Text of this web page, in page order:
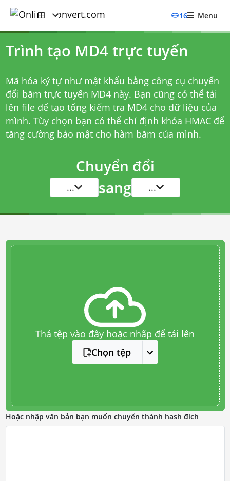
16 Menu
Trình tạo MD4 trực tuyến
Mã hóa ký tự như mật khẩu bằng công cụ chuyển
đổi băm trực tuyến MD4 này. Bạn cũng có thể tải
lên file để tạo tổng kiểm tra MD4 cho dữ liệu của
mình. Tùy chọn bạn có thể chỉ định khóa HMAC để
tăng cường bảo mật cho hàm băm của mình.
Chuyển đổi
... sang ...
Thả tệp vào đây hoặc nhấp để tải lên
Chọn tệp
Hoặc nhập văn bản bạn muốn chuyển thành hash đích